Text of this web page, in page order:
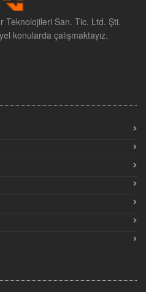
Teknolojileri San. Tic. Ltd. Şti.
konularda çalışmaktayız.